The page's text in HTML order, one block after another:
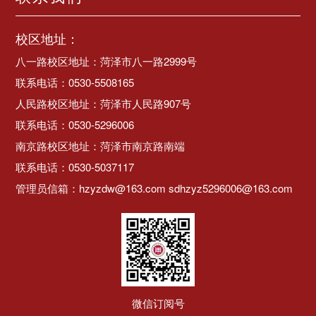
校区地址：
八一路校区地址：菏泽市八一路2999号
联系电话：0530-5508165
人民路校区地址：菏泽市人民路907号
联系电话：0530-5296006
南京路校区地址：菏泽市南京路南端
联系电话：0530-5037117
管理员信箱：hzyzdw@163.com sdhzyz5296006@163.com
微信订阅号